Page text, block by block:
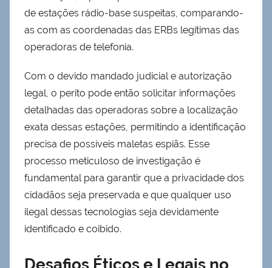
de estações rádio-base suspeitas, comparando-
as com as coordenadas das ERBs legítimas das
operadoras de telefonia.
Com o devido mandado judicial e autorização
legal, o perito pode então solicitar informações
detalhadas das operadoras sobre a localização
exata dessas estações, permitindo a identificação
precisa de possíveis maletas espiãs. Esse
processo meticuloso de investigação é
fundamental para garantir que a privacidade dos
cidadãos seja preservada e que qualquer uso
ilegal dessas tecnologias seja devidamente
identificado e coibido.